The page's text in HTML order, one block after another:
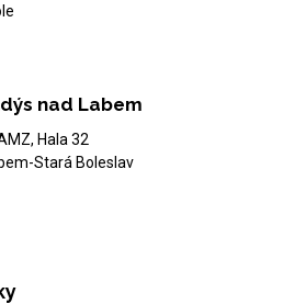
nad Labem
Hala 32
Stará Boleslav